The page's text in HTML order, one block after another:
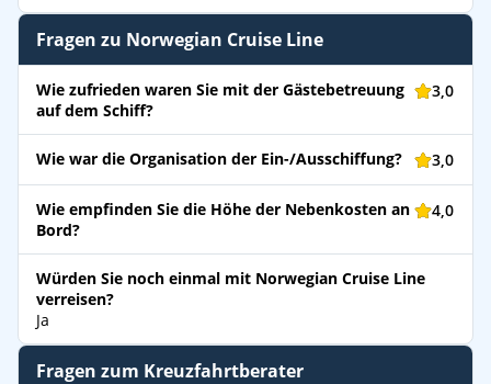
Fragen zu Norwegian Cruise Line
Wie zufrieden waren Sie mit der Gästebetreuung
auf dem Schiff?
3,0
Wie war die Organisation der Ein-/Ausschiffung? 3,0
Wie empfinden Sie die Höhe der Nebenkosten an
Bord?
4,0
Würden Sie noch einmal mit Norwegian Cruise Line
verreisen?
Ja
Fragen zum Kreuzfahrtberater